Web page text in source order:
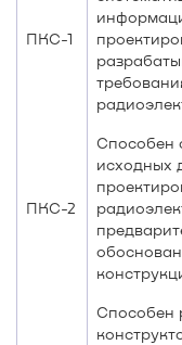
ПКС-1
ПКС-2
Способен
исходных
Способен